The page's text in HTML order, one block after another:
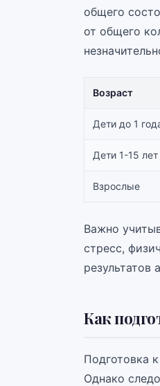
общего
от общего
Возраст
Дети до 1
Дети 1-15 лет
Взрослые
Важно
стресс,
результатов
Как
Подготовка
Однако